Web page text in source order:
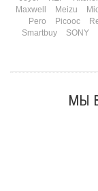
Maxwell
Meizu
Pero
Picooc
Smartbuy
SONY
МЫ